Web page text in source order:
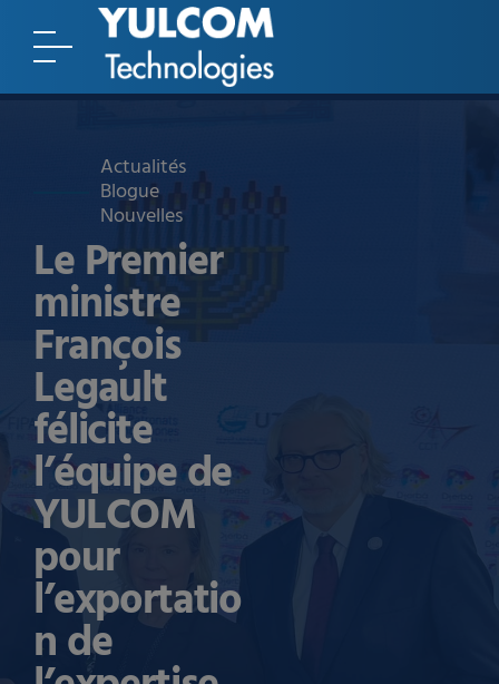
Actualités
Blogue
Nouvelles
Le Premier
ministre
François
Legault
félicite
l’équipe de
YULCOM
pour
l’exportatio
n de